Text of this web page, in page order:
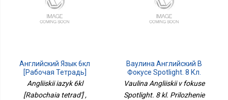
Английский Язык 6кл
[Рабочая Тетрадь]
Angliiskii iazyk 6kl
[Rabochaia tetrad'] ,
Ваулина Английский В
Фокусе Spotlight. 8 Кл.
Приложение 1
Контрольные Задания
Vaulina Angliiskii v fokuse
Spotlight. 8 kl. Prilozhenie